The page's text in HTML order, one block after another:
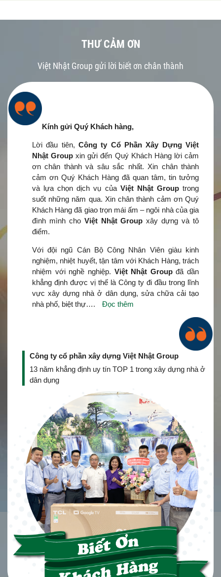
THƯ CẢM ƠN
Việt Nhật Group gửi lời biết ơn chân thành
Kính gửi Quý Khách hàng,
Lời đầu tiên, Công ty Cổ Phần Xây Dựng Việt
Nhật Group xin gửi đến Quý Khách Hàng lời cảm
ơn chân thành và sâu sắc nhất. Xin chân thành
cảm ơn Quý Khách Hàng đã quan tâm, tin tưởng
và lựa chọn dịch vụ của Việt Nhật Grouptrong
suốt những năm qua. Xin chân thành cảm ơn Quý
Khách Hàng đã giao trọn mái ấm – ngôi nhà của gia
đình mình cho Việt Nhật Group xây dựng và tô
điểm.
Với đội ngũ Cán Bộ Công Nhân Viên giàu kinh
nghiệm, nhiệt huyết, tận tâm với Khách Hàng, trách
nhiệm với nghề nghiệp. Việt Nhật Groupđã dần
khẳng định được vị thế là Công ty đi đầu trong lĩnh
vực xây dựng nhà ở dân dụng, sửa chữa cải tạo
nhà phố, biệt thự….
Đọc thêm
Công ty cổ phần xây dựng Việt Nhật Group
13 năm khẳng định uy tín TOP 1 trong xây dựng nhà ở
dân dụng